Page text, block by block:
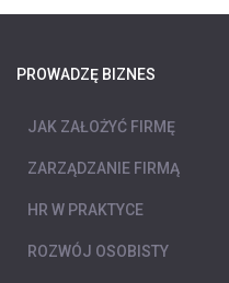
PROWADZĘ BIZNES
JAK ZAŁOŻYĆ FIRMĘ
ZARZĄDZANIE FIRMĄ
HR W PRAKTYCE
ROZWÓJ OSOBISTY